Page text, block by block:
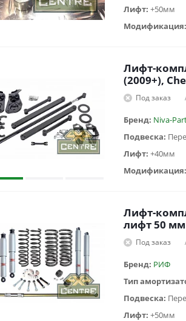
Лифт: +50мм
Модификация:
Лифт-
(2009+),
Под заказ
Бренд: Niva-
Подвеска:
Лифт: +40мм
Модификация:
Лифт-
лифт 50 мм
Под заказ
Бренд: РИФ
Тип
Подвеска:
Лифт: +50мм